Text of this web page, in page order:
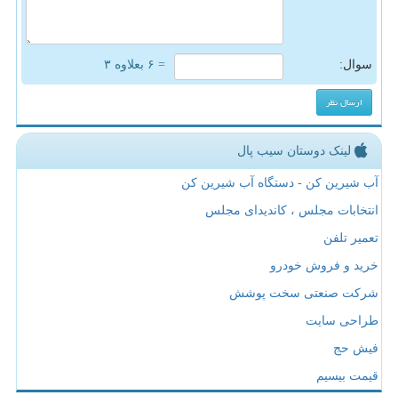
سوال: = ۶ بعلاوه ۳
لینک دوستان سیب پال
آب شیرین کن - دستگاه آب شیرین کن
انتخابات مجلس ، کاندیدای مجلس
تعمیر تلفن
خرید و فروش خودرو
شرکت صنعتی سخت پوشش
طراحی سایت
فیش حج
قیمت بیسیم